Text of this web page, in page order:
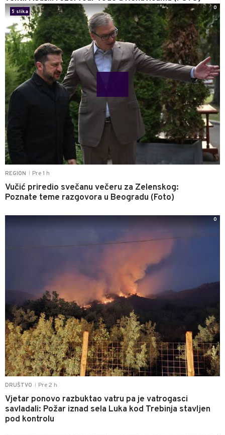
REGION Pre 1 h
Vučić priredio svečanu večeru za Zelenskog:
Poznate teme razgovora u Beogradu (Foto)
5 slika
0
DRUŠTVO Pre 2 h
Vjetar ponovo razbuktao vatru pa je vatrogasci
savladali: Požar iznad sela Luka kod Trebinja stavljen
pod kontrolu
0